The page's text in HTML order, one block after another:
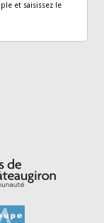
et saisissez le